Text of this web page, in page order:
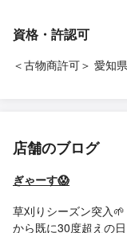
資格・許認可
＜古物商許可＞ 愛知
店舗のブログ
ぎゃーす😱
草刈りシーズン突入
から既に30度超えの